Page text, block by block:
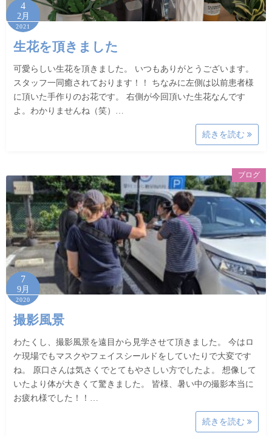
4
2月
2021
生花を頂きました
可愛らしい生花を頂きました。 いつもありがとうございます。
スタッフ一同癒されております！！ ちなみに左側は以前患者様
に頂いた手作りのお花です。 右側が今回頂いた生花なんです
よ。わかりませんね（笑）…
続きを読む
ブログ
7
9月
2020
撮影風景
わたくし、撮影風景を遠目から見学させて頂きました。 今はロ
ケ現場でもマスクやフェイスシールドをしていたりで大変です
ね。 原口さんは気さくでとてもやさしい方でしたよ。 想像して
いたより体が大きくて驚きました。 皆様、暑い中の撮影本当に
お疲れ様でした！！…
続きを読む